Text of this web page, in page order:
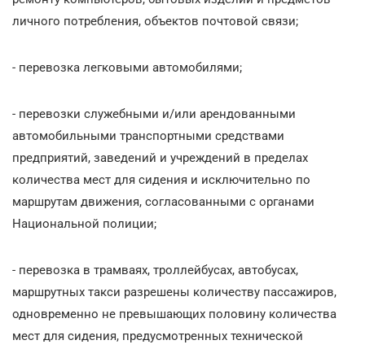
личного потребления, объектов почтовой связи;
- перевозка легковыми автомобилями;
- перевозки служебными и/или арендованными
автомобильными транспортными средствами
предприятий, заведений и учреждений в пределах
количества мест для сидения и исключительно по
маршрутам движения, согласованными с органами
Национальной полиции;
- перевозка в трамваях, троллейбусах, автобусах,
маршрутных такси разрешены количеству пассажиров,
одновременно не превышающих половину количества
мест для сидения, предусмотренных технической